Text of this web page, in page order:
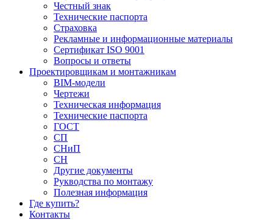
Честный знак
Технические паспорта
Страховка
Рекламные и информационные материалы
Сертификат ISO 9001
Вопросы и ответы
Проектировщикам и монтажникам
BIM-модели
Чертежи
Техническая информация
Технические паспорта
ГОСТ
СП
СНиП
СН
Другие документы
Рукводства по монтажу
Полезная информация
Где купить?
Контакты